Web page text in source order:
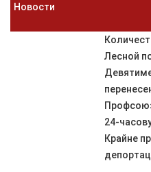
Новости
Лесной
24-
Крайне